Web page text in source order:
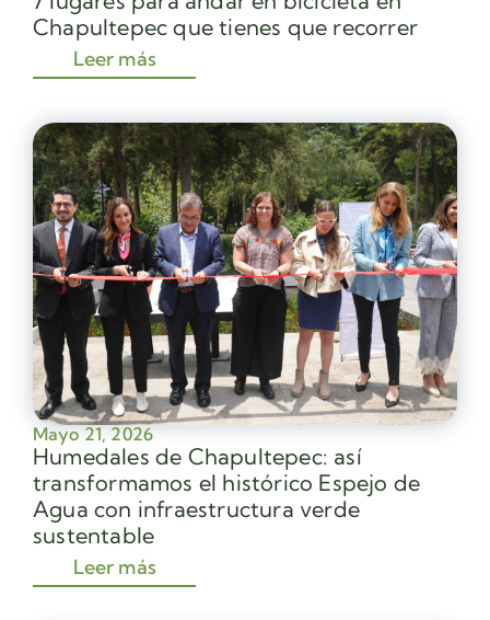
Chapultepec que tienes que recorrer
Leer más
Mayo 21, 2026
Humedales de Chapultepec: así
transformamos el histórico Espejo de
Agua con infraestructura verde
sustentable
Leer más